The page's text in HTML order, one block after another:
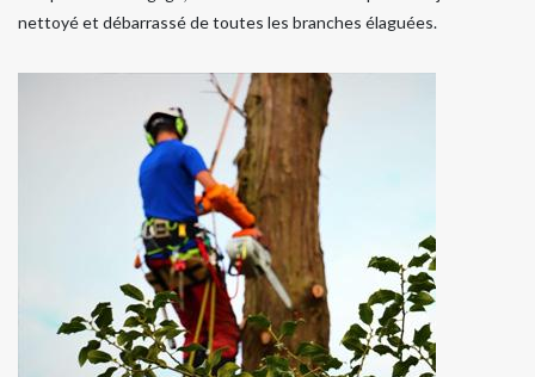
nettoyé et débarrassé de toutes les branches élaguées.